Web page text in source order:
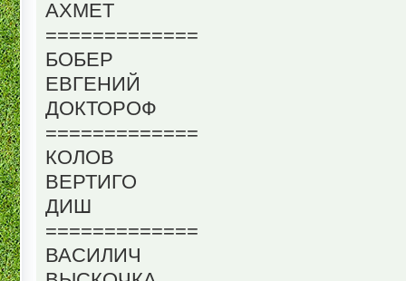
АХМЕТ
=============
БОБЕР
ЕВГЕНИЙ
ДОКТОРОФ
=============
КОЛОВ
ВЕРТИГО
ДИШ
=============
ВАСИЛИЧ